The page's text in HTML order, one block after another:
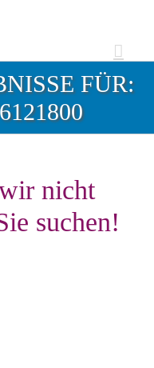
FÜR:
nicht
suchen!